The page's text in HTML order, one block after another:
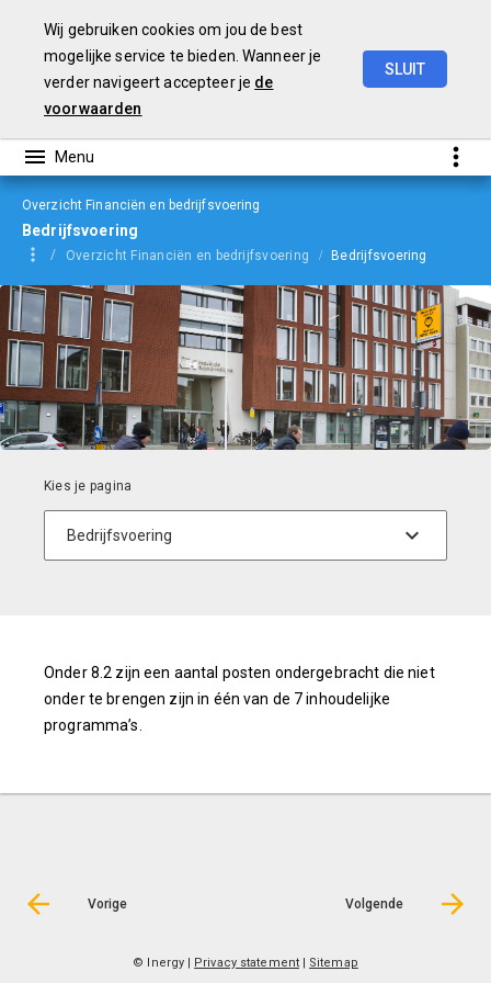
Wij gebruiken cookies om jou de best
mogelijke service te bieden. Wanneer je
verder navigeert accepteer je de
voorwaarden
SLUIT
Overzicht Financiën en bedrijfsvoering
Bedrijfsvoering
Overzicht Financiën en bedrijfsvoering Bedrijfsvoering
Onder 8.2 zijn een aantal posten ondergebracht die niet
onder te brengen zijn in één van de 7 inhoudelijke
programma’s.
Vorige Volgende
© Inergy | Privacy statement| Sitemap